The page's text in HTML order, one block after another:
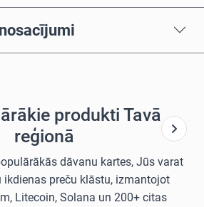
produkti Tavā
reģionā
dāvanu kartes, Jūs varat
ikdienas preču klāstu, izmantojot
Litecoin, Solana un 200+ citas